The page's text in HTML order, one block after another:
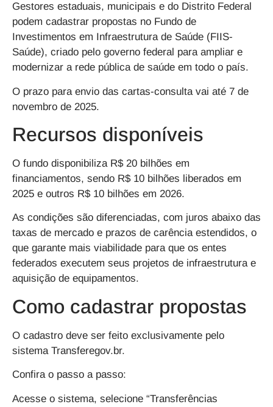
Gestores estaduais, municipais e do Distrito Federal
podem cadastrar propostas no Fundo de
Investimentos em Infraestrutura de Saúde (FIIS-
Saúde), criado pelo governo federal para ampliar e
modernizar a rede pública de saúde em todo o país.
O prazo para envio das cartas-consulta vai até 7 de
novembro de 2025.
Recursos disponíveis
O fundo disponibiliza R$ 20 bilhões em
financiamentos, sendo R$ 10 bilhões liberados em
2025 e outros R$ 10 bilhões em 2026.
As condições são diferenciadas, com juros abaixo das
taxas de mercado e prazos de carência estendidos, o
que garante mais viabilidade para que os entes
federados executem seus projetos de infraestrutura e
aquisição de equipamentos.
Como cadastrar propostas
O cadastro deve ser feito exclusivamente pelo
sistema Transferegov.br.
Confira o passo a passo:
Acesse o sistema, selecione “Transferências